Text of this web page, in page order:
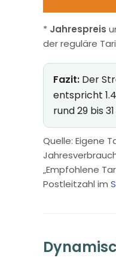
* Jahrespreis
der reguläre
Fazit: Der
entspricht
rund 29 bis
Quelle: Eigene
„Empfohlene
Postleitzahl im